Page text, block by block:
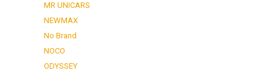
MR UNICARS
NEWMAX
No Brand
NOCO
ODYSSEY